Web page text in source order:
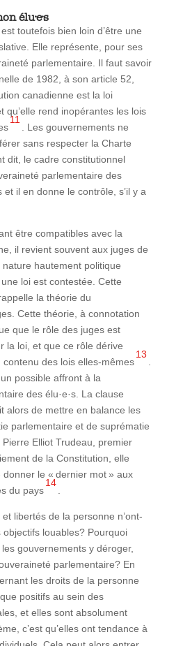
élu·e·s
toutefois bien loin d’être une
Elle représente, pour ses
parlementaire. Il faut savoir
de 1982, à son article 52,
canadienne est la loi
qu’elle rend inopérantes les lois
11
. Les gouvernements ne
sans respecter la Charte
dit, le cadre constitutionnel
parlementaire des
il en donne le contrôle, s’il y a
être compatibles avec la
il revient souvent aux juges de
hautement politique
loi est contestée. Cette
la théorie du
Cette théorie, à connotation
que le rôle des juges est
la loi, et que ce rôle dérive
contenu des lois elles-mêmes
13
possible affront à la
des élu·e·s. La clause
alors de mettre en balance les
parlementaire et de suprématie
Elliot Trudeau, premier
de la Constitution, elle
le « dernier mot » aux
du pays
14
libertés de la personne n’ont-
louables? Pourquoi
gouvernements y déroger,
parlementaire? En
les droits de la personne
positifs au sein des
et elles sont absolument
c’est qu’elles ont tendance à